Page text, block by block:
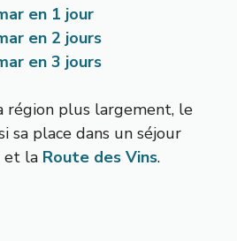
en 1 jour
en 2 jours
en 3 jours
région plus largement, le
sa place dans un séjour
et la Route des Vins.